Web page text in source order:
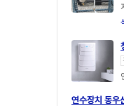
연수장치 동우